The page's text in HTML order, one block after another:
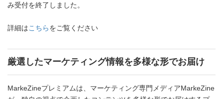
み受付を終了しました。
詳細はこちらをご覧ください
厳選したマーケティング情報を多様な形でお届け
MarkeZineプレミアムは、マーケティング専門メディアMarkeZine